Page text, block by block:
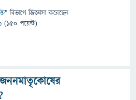
" বিভাগে জিজ্ঞাসাকরেছেন
(150 পয়েন্ট)